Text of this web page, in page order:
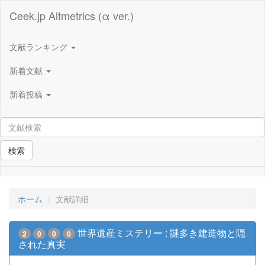
Ceek.jp Altmetrics (α ver.)
文献ランキング
新着文献
新着投稿
検索
ホーム 文献詳細
2 0 0 0
世界遺産ミステリー : 謎多き建造物と隠
された真実